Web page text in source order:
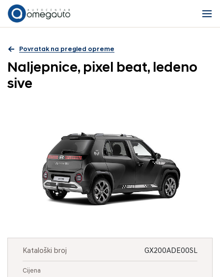
Povratak na pregled opreme
Naljepnice, pixel beat, ledeno
sive
Kataloški broj GX200ADE00SL
Cijena